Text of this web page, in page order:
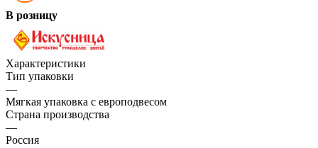
В розницу
Характеристики
Тип упаковки
—
Мягкая упаковка с европодвесом
Страна производства
—
Россия